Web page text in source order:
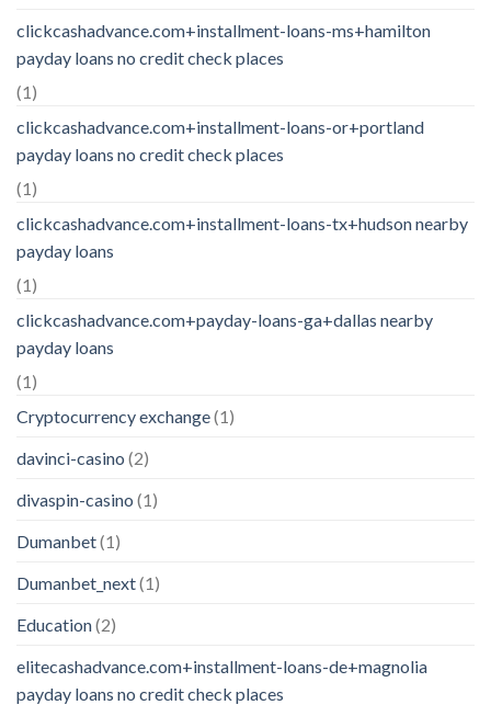
clickcashadvance.com+installment-loans-ms+hamilton
payday loans no credit check places
(1)
clickcashadvance.com+installment-loans-or+portland
payday loans no credit check places
(1)
clickcashadvance.com+installment-loans-tx+hudson nearby
payday loans
(1)
clickcashadvance.com+payday-loans-ga+dallas nearby
payday loans
(1)
Cryptocurrency exchange(1)
davinci-casino (2)
divaspin-casino (1)
Dumanbet(1)
Dumanbet_next(1)
Education(2)
elitecashadvance.com+installment-loans-de+magnolia
payday loans no credit check places